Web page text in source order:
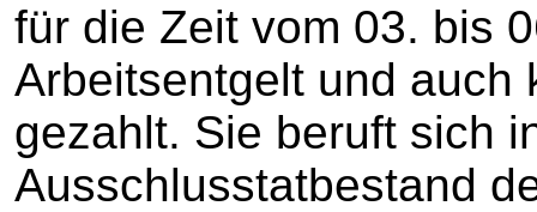
für die Zeit vom 03. bis
Arbeitsentgelt und auch
gezahlt. Sie beruft sich
Ausschlusstatbestand